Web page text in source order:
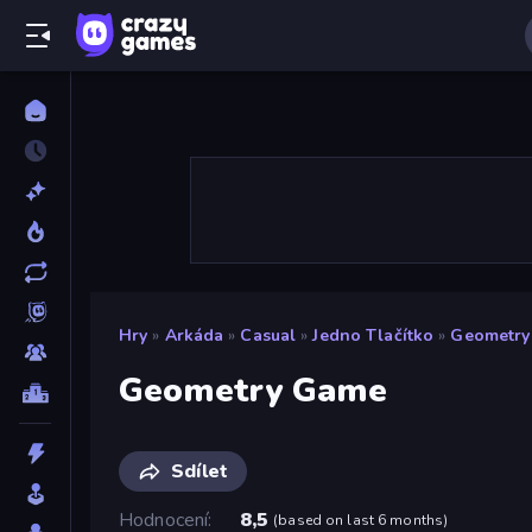
Hry » Arkáda » Casual » Jedno Tlačítko »
Geometry Game
Sdílet
Hodnocení
8,5 (based on last 6 months)